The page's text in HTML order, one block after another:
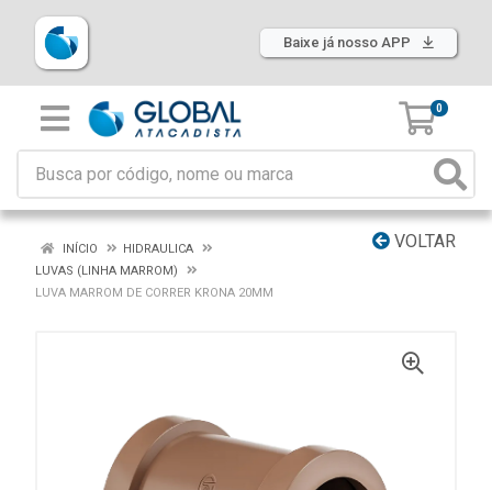
Baixe já nosso APP
0
VOLTAR
INÍCIO
HIDRAULICA
LUVAS (LINHA MARROM)
LUVA MARROM DE CORRER KRONA 20MM